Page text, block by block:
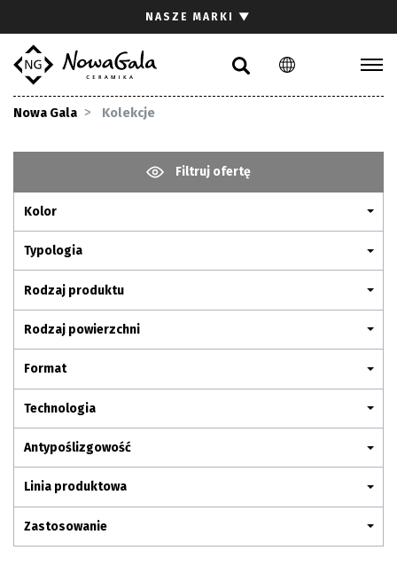
PL EN
NASZE MARKI ▼
Nowa Gala Kolekcje
Filtruj ofertę
Kolor
Typologia
Rodzaj produktu
Rodzaj powierzchni
Format
Technologia
Antypoślizgowość
Linia produktowa
Zastosowanie
Gdzie kupić
Pliki do pobrania
Pytania i odpowiedzi
Kariera
Kontakt
Komunikacja z akcjonariuszami